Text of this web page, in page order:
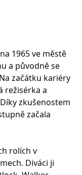
1965 ve městě
a původně se
začátku kariéry
režisérka a
zkušenostem
začala
rolích v
Diváci ji